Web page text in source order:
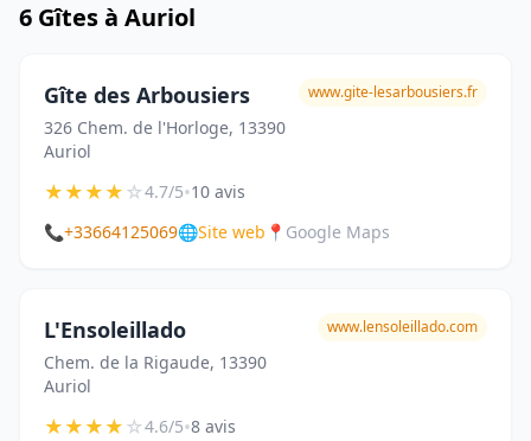
6 Gîtes à Auriol
Gîte des Arbousiers
326 Chem. de l'Horloge, 13390
Auriol
www.gite-lesarbousiers.fr
★★★★☆4.7/5•10 avis
📞+33664125069🌐Site web 📍 Google Maps
L'Ensoleillado
Chem. de la Rigaude, 13390
Auriol
www.lensoleillado.com
★★★★☆4.6/5•8 avis